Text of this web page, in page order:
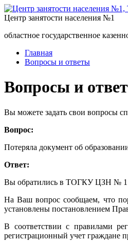
Центр занятости населения №1
областное государственное
Главная
Вопросы и ответы
Вопросы и
Вы можете задать свои вопросы
Вопрос:
Потеряла документ об
Ответ:
Вы обратились в ТОГКУ ЦЗН № 1
На Ваш вопрос сообщаем, что
установлены постановлением
В соответствии с правилами
регистрационный учет граждане